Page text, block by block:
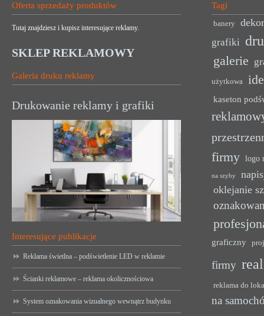
Oferta sprzedaży produktów
Tutaj znajdziesz i kupisz interesujące reklamy.
SKLEP REKLAMOWY
Galeria druku reklamy
Drukowanie reklamy i grafiki
Interesujące publikacje
Reklama świetlna – podświetlenie LED w reklamie
Ścianki reklamowe – reklama okolicznościowa
System oznakowania wizualnego wewnątrz budynku
Tagi
banery
grafiki
galerie
użytkowa
kaseton
firmy logo
na szyby
oklejanie
graficzny
firmy
reklama do
na